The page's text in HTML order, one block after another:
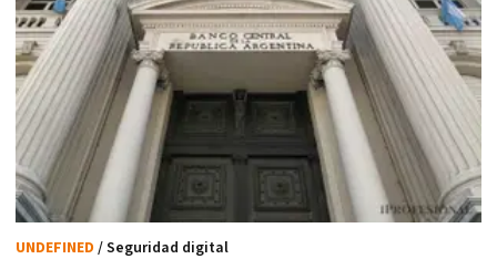
UNDEFINED / Seguridad digital